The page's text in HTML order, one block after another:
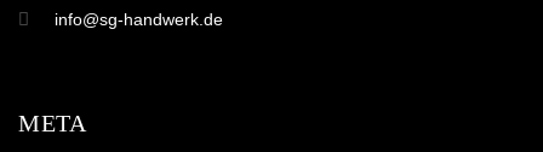
info@sg-handwerk.de
META